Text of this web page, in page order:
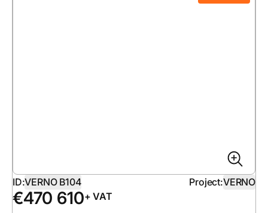
ID:VERNO B104 Project:VERNO
€470 610+ VAT